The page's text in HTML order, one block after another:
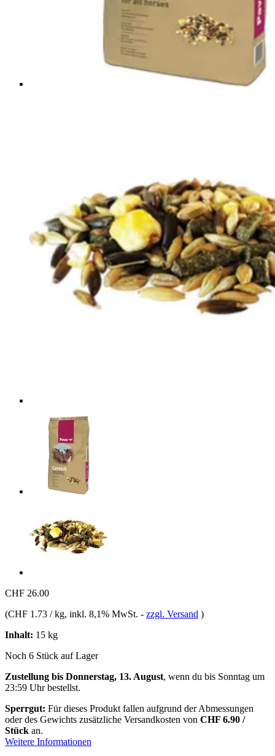
CHF 26.00
(CHF 1.73 / kg, inkl. 8,1% MwSt. - zzgl. Versand )
Inhalt: 15 kg
Noch 6 Stück auf Lager
Zustellung bis Donnerstag, 13. August, wenn du bis Sonntag um
23:59 Uhrbestellst.
Sperrgut: Für dieses Produkt fallen aufgrund der Abmessungen
oder des Gewichts zusätzliche Versandkosten von CHF 6.90 /
Stück an.
Weitere Informationen